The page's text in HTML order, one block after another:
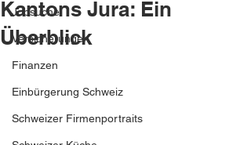
Jobsuche
Versicherungen
Finanzen
Einbürgerung Schweiz
Schweizer Firmenportraits
Kantons Jura: Ein
Überblick